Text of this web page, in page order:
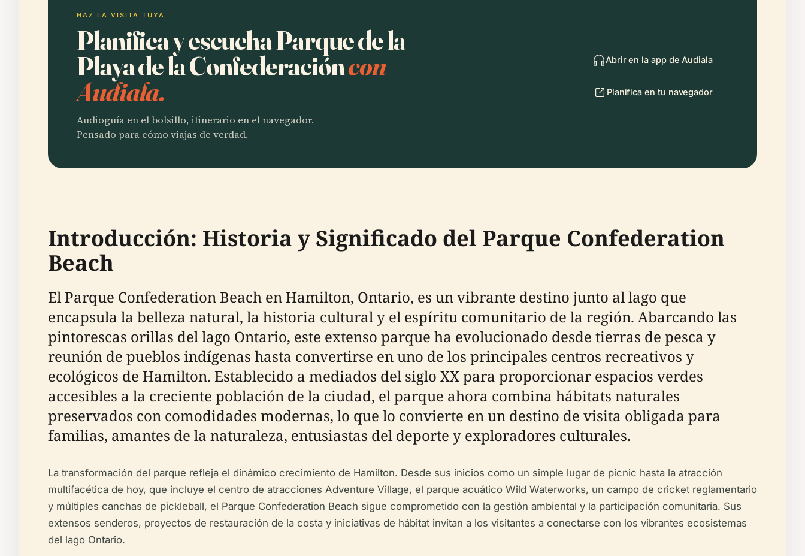
HAZ LA VISITA TUYA
Planifica y escucha Parque de la
Playa de la Confederacióncon
Audiala.
Audioguía en el bolsillo, itinerario en el navegador.
Pensado para cómo viajas de verdad.
Abrir en la app de Audiala
Planifica en tu navegador
Introducción: Historia y Significado del Parque Confederation
Beach
El Parque Confederation Beach en Hamilton, Ontario, es un vibrante destino junto al lago que
encapsula la belleza natural, la historia cultural y el espíritu comunitario de la región. Abarcando las
pintorescas orillas del lago Ontario, este extenso parque ha evolucionado desde tierras de pesca y
reunión de pueblos indígenas hasta convertirse en uno de los principales centros recreativos y
ecológicos de Hamilton. Establecido a mediados del siglo XX para proporcionar espacios verdes
accesibles a la creciente población de la ciudad, el parque ahora combina hábitats naturales
preservados con comodidades modernas, lo que lo convierte en un destino de visita obligada para
familias, amantes de la naturaleza, entusiastas del deporte y exploradores culturales.
La transformación del parque refleja el dinámico crecimiento de Hamilton. Desde sus inicios como un simple lugar de picnic hasta la atracción
multifacética de hoy, que incluye el centro de atracciones Adventure Village, el parque acuático Wild Waterworks, un campo de cricket reglamentario
y múltiples canchas de pickleball, el Parque Confederation Beach sigue comprometido con la gestión ambiental y la participación comunitaria. Sus
extensos senderos, proyectos de restauración de la costa y iniciativas de hábitat invitan a los visitantes a conectarse con los vibrantes ecosistemas
del lago Ontario.